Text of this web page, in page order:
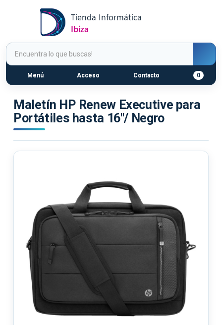
Menú Acceso Contacto 0
Maletín HP Renew Executive para
Portátiles hasta 16"/ Negro